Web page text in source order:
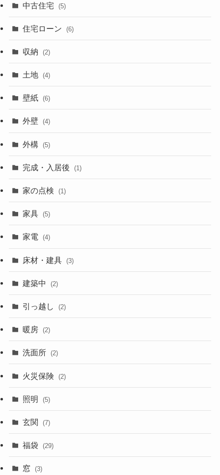
中古住宅 (5)
住宅ローン (6)
収納 (2)
土地 (4)
壁紙 (6)
外壁 (4)
外構 (5)
完成・入居後 (1)
家の点検 (1)
家具 (5)
家電 (4)
床材・建具 (3)
建築中 (2)
引っ越し (2)
暖房 (2)
洗面所 (2)
火災保険 (2)
照明 (5)
玄関 (7)
福袋 (29)
窓 (3)